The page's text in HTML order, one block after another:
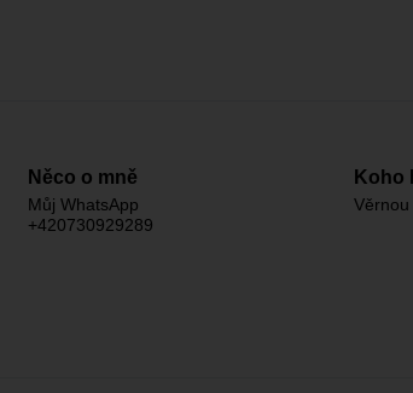
Něco o mně
Můj WhatsApp
+420730929289
Koho
Věrnou